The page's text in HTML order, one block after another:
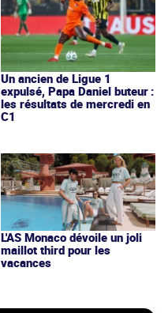
Un ancien de Ligue 1
expulsé, Papa Daniel buteur :
les résultats de mercredi en
C1
L'AS Monaco dévoile un joli
maillot third pour les
vacances